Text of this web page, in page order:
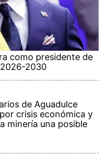
como presidente de
2030
de Aguadulce
crisis económica y
minería una posible